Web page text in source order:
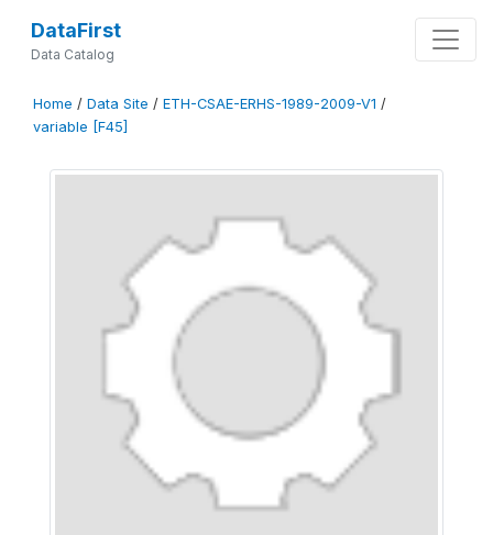
DataFirst
Data Catalog
Home / Data Site / ETH-CSAE-ERHS-1989-2009-V1 /
variable [F45]